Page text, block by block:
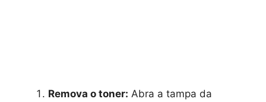
Remova o toner: Abra a tampa da